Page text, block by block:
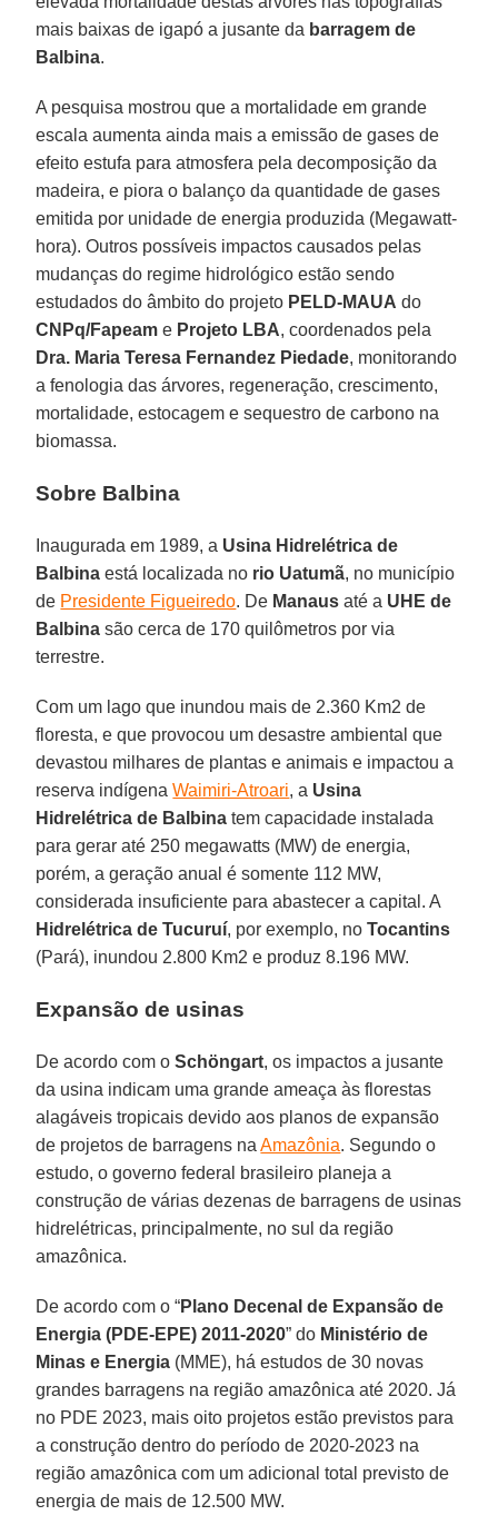
mais baixas de igapó a jusante da barragem de
Balbina.
A pesquisa mostrou que a mortalidade em grande
escala aumenta ainda mais a emissão de gases de
efeito estufa para atmosfera pela decomposição da
madeira, e piora o balanço da quantidade de gases
emitida por unidade de energia produzida (Megawatt-
hora). Outros possíveis impactos causados pelas
mudanças do regime hidrológico estão sendo
estudados do âmbito do projeto PELD-MAUA do
CNPq/Fapeam e Projeto LBA, coordenados pela
Dra. Maria Teresa Fernandez Piedade, monitorando
a fenologia das árvores, regeneração, crescimento,
mortalidade, estocagem e sequestro de carbono na
biomassa.
Sobre Balbina
Inaugurada em 1989, a Usina Hidrelétrica de
Balbina está localizada no rio Uatumã, no município
de Presidente Figueiredo. De Manaus até a UHE de
Balbina são cerca de 170 quilômetros por via
terrestre.
Com um lago que inundou mais de 2.360 Km2 de
floresta, e que provocou um desastre ambiental que
devastou milhares de plantas e animais e impactou a
reserva indígenaWaimiri-Atroari, a Usina
Hidrelétrica de Balbina tem capacidade instalada
para gerar até 250 megawatts (MW) de energia,
porém, a geração anual é somente 112 MW,
considerada insuficiente para abastecer a capital. A
Hidrelétrica de Tucuruí, por exemplo, noTocantins
(Pará), inundou 2.800 Km2 e produz 8.196 MW.
Expansão de usinas
De acordo com oSchöngart, os impactos a jusante
da usina indicam uma grande ameaça às florestas
alagáveis tropicais devido aos planos de expansão
de projetos de barragens naAmazônia. Segundo o
estudo, o governo federal brasileiro planeja a
construção de várias dezenas de barragens de usinas
hidrelétricas, principalmente, no sul da região
amazônica.
De acordo com o “Plano Decenal de Expansão de
Energia (PDE-EPE) 2011-2020” do Ministério de
Minas e Energia (MME), há estudos de 30 novas
grandes barragens na região amazônica até 2020. Já
no PDE 2023, mais oito projetos estão previstos para
a construção dentro do período de 2020-2023 na
região amazônica com um adicional total previsto de
energia de mais de 12.500 MW.